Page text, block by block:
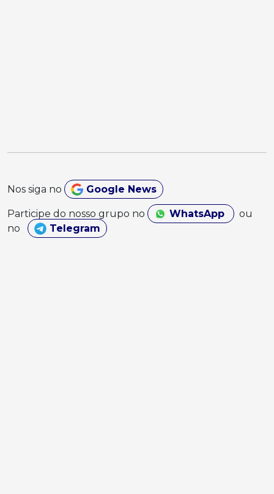
Nos siga no Google News
Participe do nosso grupo no WhatsApp
ou
no
Telegram